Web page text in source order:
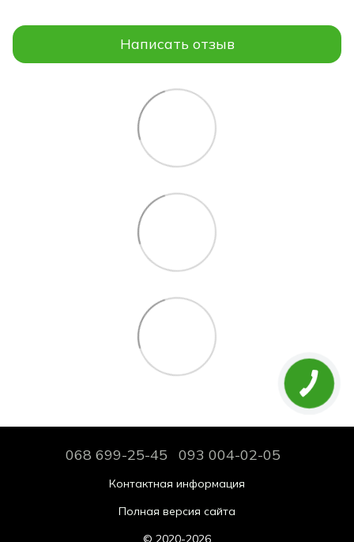
Написать отзыв
068 699-25-45 093 004-02-05
Контактная информация
Полная версия сайта
© 2020-2026